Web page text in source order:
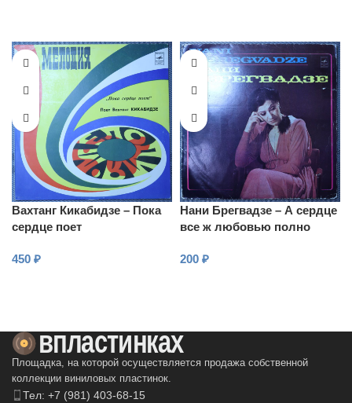
Вахтанг Кикабидзе – Пока
сердце поет
450 ₽
Нани Брегвадзе – А сердце
все ж любовью полно
200 ₽
Площадка, на которой осуществляется продажа собственной
коллекции виниловых пластинок.
Тел: +7 (981) 403-68-15